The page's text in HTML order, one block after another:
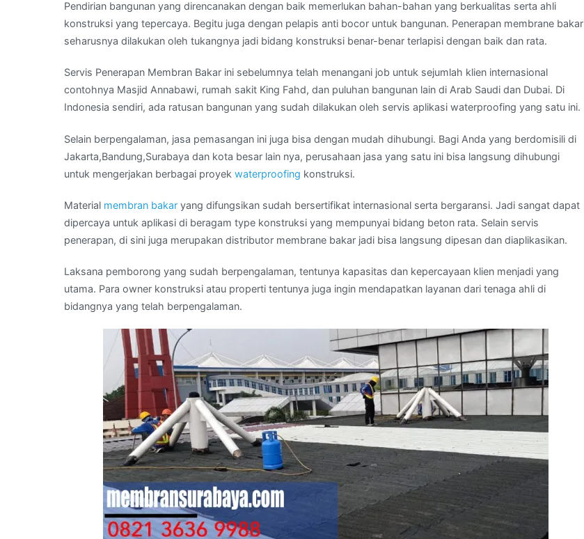
Pendirian bangunan yang direncanakan dengan baik memerlukan bahan-bahan yang berkualitas serta ahli
konstruksi yang tepercaya. Begitu juga dengan pelapis anti bocor untuk bangunan. Penerapan membrane bakar
seharusnya dilakukan oleh tukangnya jadi bidang konstruksi benar-benar terlapisi dengan baik dan rata.
Servis Penerapan Membran Bakar ini sebelumnya telah menangani job untuk sejumlah klien internasional
contohnya Masjid Annabawi, rumah sakit King Fahd, dan puluhan bangunan lain di Arab Saudi dan Dubai. Di
Indonesia sendiri, ada ratusan bangunan yang sudah dilakukan oleh servis aplikasi waterproofing yang satu ini.
Selain berpengalaman, jasa pemasangan ini juga bisa dengan mudah dihubungi. Bagi Anda yang berdomisili di
Jakarta,Bandung,Surabaya dan kota besar lain nya, perusahaan jasa yang satu ini bisa langsung dihubungi
untuk mengerjakan berbagai proyek waterproofing konstruksi.
Material membran bakar yang difungsikan sudah bersertifikat internasional serta bergaransi. Jadi sangat dapat
dipercaya untuk aplikasi di beragam type konstruksi yang mempunyai bidang beton rata. Selain servis
penerapan, di sini juga merupakan distributor membrane bakar jadi bisa langsung dipesan dan diaplikasikan.
Laksana pemborong yang sudah berpengalaman, tentunya kapasitas dan kepercayaan klien menjadi yang
utama. Para owner konstruksi atau properti tentunya juga ingin mendapatkan layanan dari tenaga ahli di
bidangnya yang telah berpengalaman.